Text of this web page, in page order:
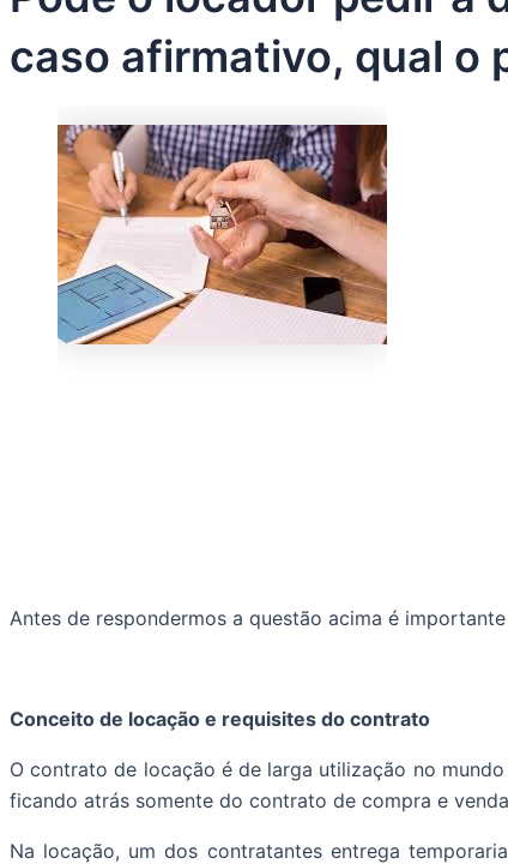
caso afirmativo, qual o
Antes de respondermos a questão acima é
Conceito de locação e requisites do contrato
O contrato de locação é de larga utilização no
ficando atrás somente do contrato de compra e
Na locação, um dos contratantes entrega